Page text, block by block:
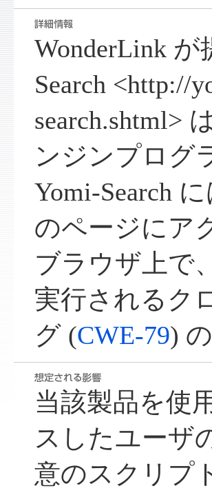
WonderLink
Search <http://
search.shtml>
ンジンプログ
Yomi-Search
のページにア
ブラウザ上で
実行されるク
グ (CWE-79)
当該製品を使
スしたユーザ
意のスクリプ